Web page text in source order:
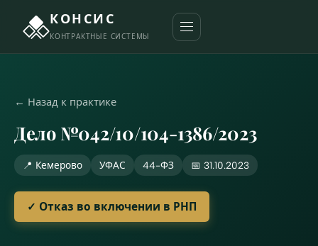
КОНСИС
КОНТРАКТНЫЕ СИСТЕМЫ
← Назад к практике
Дело №042/10/104-1386/2023
📍 Кемерово УФАС 44-ФЗ 📅 31.10.2023
✓ Отказ во включении в РНП